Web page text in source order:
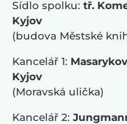
Sídlo spolku: tř.
Kyjov
(budova Městské
Kancelář 1:
Kyjov
(Moravská ulička)
Kancelář 2: